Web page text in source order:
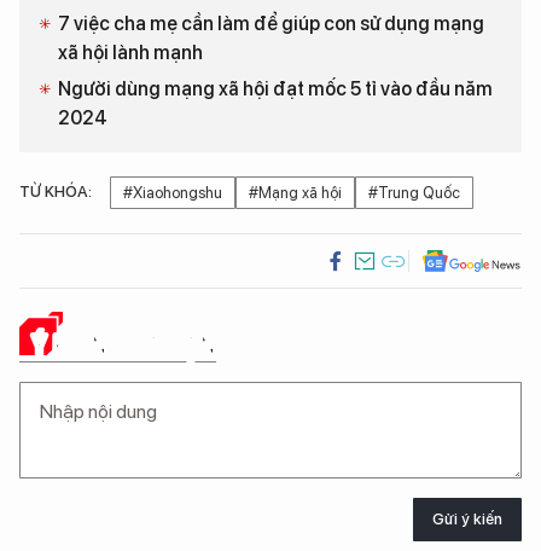
7 việc cha mẹ cần làm để giúp con sử dụng mạng
xã hội lành mạnh
Người dùng mạng xã hội đạt mốc 5 tỉ vào đầu năm
2024
TỪ KHÓA: #Xiaohongshu #Mạng xã hội #Trung Quốc
Ý KIẾN CỦA BẠN
Gửi ý kiến